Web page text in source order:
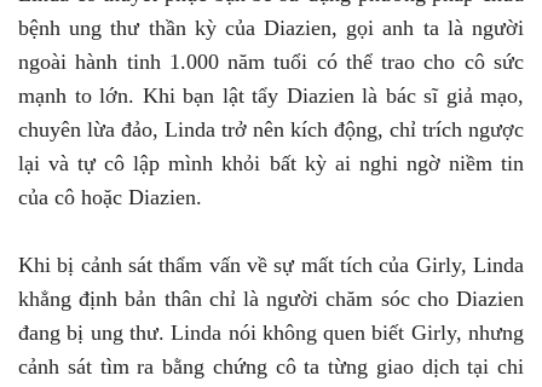
bệnh ung thư thần kỳ của Diazien, gọi anh ta là người
ngoài hành tinh 1.000 năm tuổi có thể trao cho cô sức
mạnh to lớn. Khi bạn lật tẩy Diazien là bác sĩ giả mạo,
chuyên lừa đảo, Linda trở nên kích động, chỉ trích ngược
lại và tự cô lập mình khỏi bất kỳ ai nghi ngờ niềm tin
của cô hoặc Diazien.
Khi bị cảnh sát thẩm vấn về sự mất tích của Girly, Linda
khẳng định bản thân chỉ là người chăm sóc cho Diazien
đang bị ung thư. Linda nói không quen biết Girly, nhưng
cảnh sát tìm ra bằng chứng cô ta từng giao dịch tại chi